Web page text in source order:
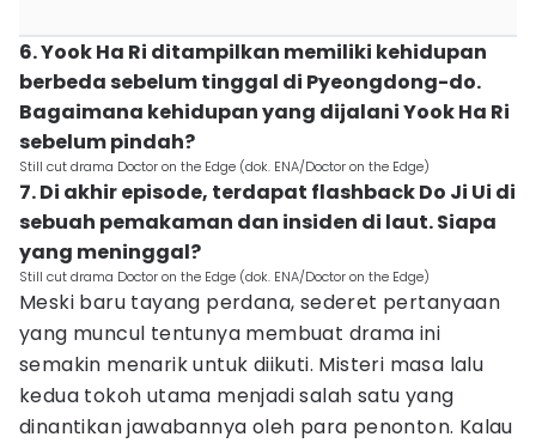
6. Yook Ha Ri ditampilkan memiliki kehidupan
berbeda sebelum tinggal di Pyeongdong-do.
Bagaimana kehidupan yang dijalani Yook Ha Ri
sebelum pindah?
Still cut drama Doctor on the Edge (dok. ENA/Doctor on the Edge)
7. Di akhir episode, terdapat flashback Do Ji Ui di
sebuah pemakaman dan insiden di laut. Siapa
yang meninggal?
Still cut drama Doctor on the Edge (dok. ENA/Doctor on the Edge)
Meski baru tayang perdana, sederet pertanyaan
yang muncul tentunya membuat drama ini
semakin menarik untuk diikuti. Misteri masa lalu
kedua tokoh utama menjadi salah satu yang
dinantikan jawabannya oleh para penonton. Kalau